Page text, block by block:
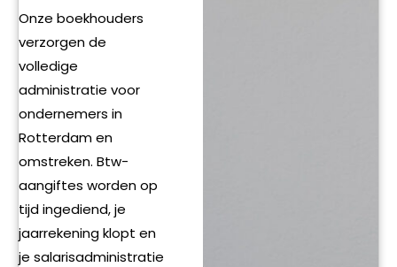
Onze boekhouders
verzorgen de
volledige
administratie voor
ondernemers in
Rotterdam en
omstreken. Btw-
aangiftes worden op
tijd ingediend, je
jaarrekening klopt en
je salarisadministratie